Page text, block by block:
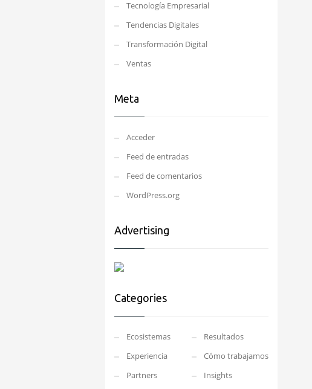
Tecnología Empresarial
Tendencias Digitales
Transformación Digital
Ventas
Meta
Acceder
Feed de entradas
Feed de comentarios
WordPress.org
Advertising
Categories
Ecosistemas
Resultados
Experiencia
Cómo trabajamos
Partners
Insights